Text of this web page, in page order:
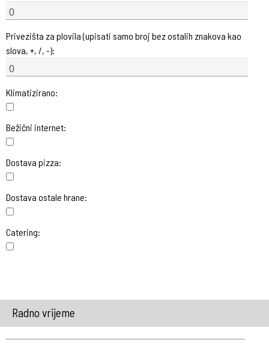
Privezišta za plovila (upisati samo broj bez ostalih znakova kao
slova, +, /, -):
Klimatizirano:
Bežični internet:
Dostava pizza:
Dostava ostale hrane:
Catering:
Radno vrijeme